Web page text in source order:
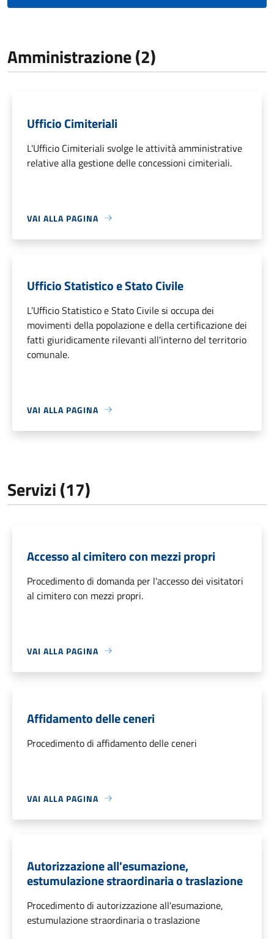
Amministrazione (2)
Ufficio Cimiteriali
L'Ufficio Cimiteriali svolge le attività amministrative
relative alla gestione delle concessioni cimiteriali.
VAI ALLA PAGINA
Ufficio Statistico e Stato Civile
L’Ufficio Statistico e Stato Civile si occupa dei
movimenti della popolazione e della certificazione dei
fatti giuridicamente rilevanti all'interno del territorio
comunale.
VAI ALLA PAGINA
Servizi (17)
Accesso al cimitero con mezzi propri
Procedimento di domanda per l'accesso dei visitatori
al cimitero con mezzi propri.
VAI ALLA PAGINA
Affidamento delle ceneri
Procedimento di affidamento delle ceneri
VAI ALLA PAGINA
Autorizzazione all'esumazione,
estumulazione straordinaria o traslazione
Procedimento di autorizzazione all'esumazione,
estumulazione straordinaria o traslazione